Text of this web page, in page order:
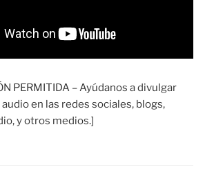
PERMITIDA – Ayúdanos a divulgar
en las redes sociales, blogs,
y otros medios.]